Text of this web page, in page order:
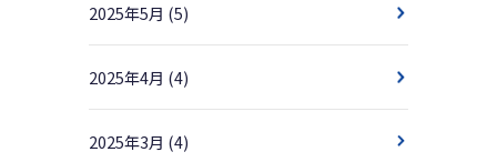
2025年5月 (5)
2025年4月 (4)
2025年3月 (4)